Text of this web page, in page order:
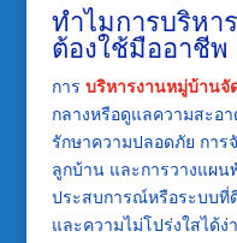
ทำไมการบริหา
ต้องใช้มืออาชีพ
การ บริหารงานหมู่บ้านจั
กลางหรือดูแลความสะอ
รักษาความปลอดภัย การ
ลูกบ้าน และการวางแผ
ประสบการณ์หรือระบบที่
และความไม่โปร่งใสได้ง่